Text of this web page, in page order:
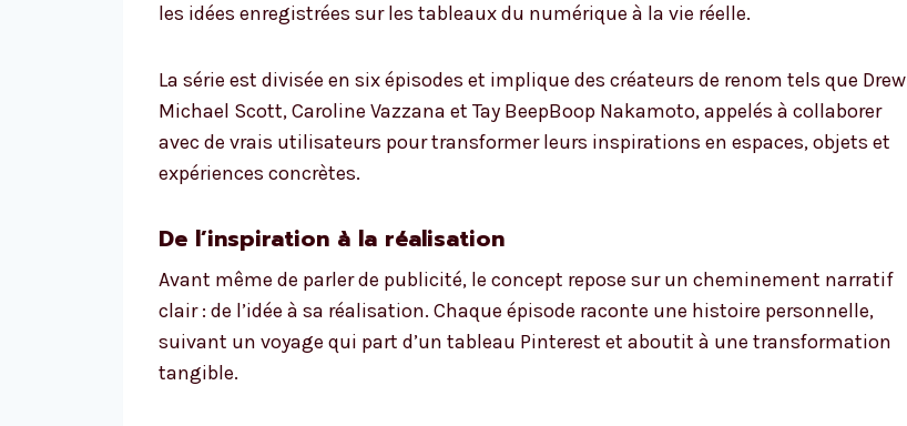
les idées enregistrées sur les tableaux du numérique à la vie réelle.
La série est divisée en six épisodes et implique des créateurs de renom tels que Drew
Michael Scott, Caroline Vazzana et Tay BeepBoop Nakamoto, appelés à collaborer
avec de vrais utilisateurs pour transformer leurs inspirations en espaces, objets et
expériences concrètes.
De l’inspiration à la réalisation
Avant même de parler de publicité, le concept repose sur un cheminement narratif
clair : de l’idée à sa réalisation. Chaque épisode raconte une histoire personnelle,
suivant un voyage qui part d’un tableau Pinterest et aboutit à une transformation
tangible.